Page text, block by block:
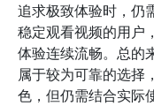
追求极致体验时，仍
稳定观看视频的用户
体验连续流畅。总的
属于较为可靠的选择
色，但仍需结合实际